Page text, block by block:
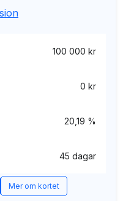
100 000 kr
0 kr
20,19 %
45 dagar
Mer om kortet